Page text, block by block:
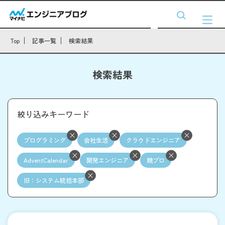
Top 記事一覧 検索結果
検索結果
絞り込みキーワード
プログラミング 会社生活 クラウドエンジニア
AdventCalendar 開発エンジニア 競プロ
旧：システム統括本部